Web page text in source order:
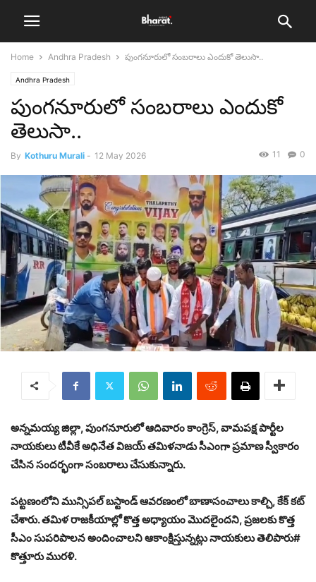
Home Andhra Pradesh పుంగనూరులో సంబరాలు ఎందుకో తెలుసా..
Andhra Pradesh
పుంగనూరులో సంబరాలు ఎందుకో
తెలుసా..
By Kothuru Murali - 12 May 2026 0
11
అన్నమయ్య జిల్లా, పుంగనూరులో ఆదివారం కాంగ్రెస్, వామపక్ష పార్టీల
నాయకులు టీవీకే అధినేత విజయ్ తమిళనాడు సీఎంగా ప్రమాణ స్వీకారం
చేసిన సందర్భంగా సంబరాలు చేసుకున్నారు.
పట్టణంలోని మున్సిపల్ బస్టాండ్ ఆవరణంలో బాణాసంచాలు కాల్చి, కేక్ కట్
చేశారు. తమిళ రాజకీయాల్లో కొత్త అధ్యాయం మొదలైందని, ప్రజలకు కొత్త
సీఎం సుపరిపాలన అందించాలని ఆకాంక్షిస్తున్నట్లు నాయకులు తెలిపారు#
కొత్తూరు మురళి.